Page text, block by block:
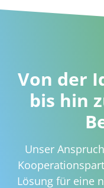
Von der
bis hin
Unser
Lösung für eine